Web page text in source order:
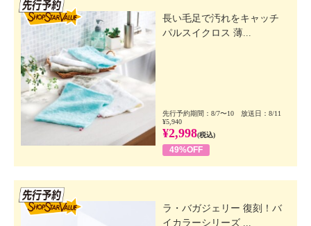
長い毛足で汚れをキャッチ
パルスイクロス 薄...
先行予約期間：8/7〜10 放送日：8/11
¥5,940
¥2,998(税込)
49%OFF
ラ・バガジェリー 復刻！バ
イカラーシリーズ ...